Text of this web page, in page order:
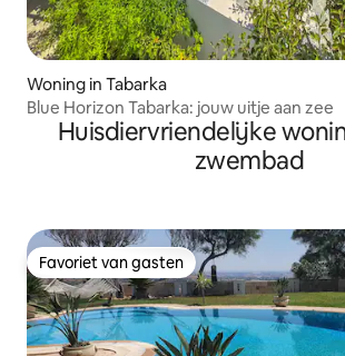
Woning in Tabarka
Blue Horizon Tabarka: jouw uitje aan zee
Huisdiervriendelijke
zwembad
Favoriet van gasten
Favoriet van gasten